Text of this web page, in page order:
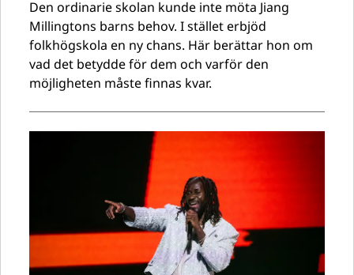
Den ordinarie skolan kunde inte möta Jiang
Millingtons barns behov. I stället erbjöd
folkhögskola en ny chans. Här berättar hon om
vad det betydde för dem och varför den
möjligheten måste finnas kvar.